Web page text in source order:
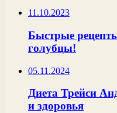
11.10.2023
Быстрые
голубцы!
05.11.2024
Диета Трейси
и здоровья